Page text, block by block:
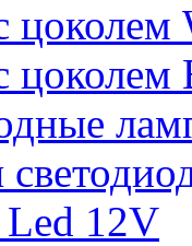
цоколем
цоколем
12V